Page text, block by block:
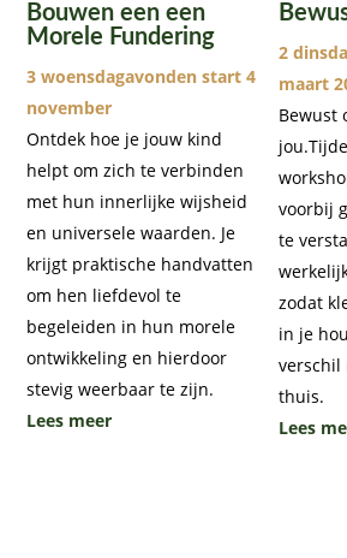
Bouwen een een
Morele Fundering
3 woensdagavonden start 4
november
Ontdek hoe je jouw kind
helpt om zich te verbinden
met hun innerlijke wijsheid
en universele waarden. Je
krijgt praktische handvatten
om hen liefdevol te
begeleiden in hun morele
ontwikkeling en hierdoor
stevig weerbaar te zijn.
Lees meer
2
maart
Bewust
voorbij
te
zodat
in je
verschil
thuis.
Lees